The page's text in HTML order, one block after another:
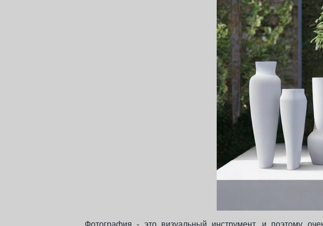
Фотография - это визуальный инструмент, и поэтому